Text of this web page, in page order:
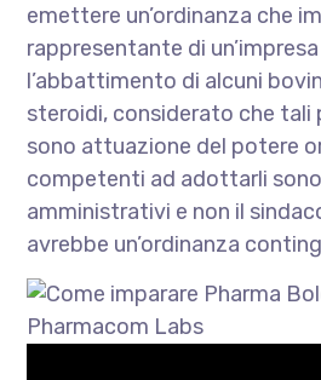
emettere un’ordinanza che
rappresentante di
l’abbattimento di alcuni
steroidi, considerato che tali
sono attuazione del potere
competenti ad adottarli
amministrativi e non il
avrebbe un’ordinanza